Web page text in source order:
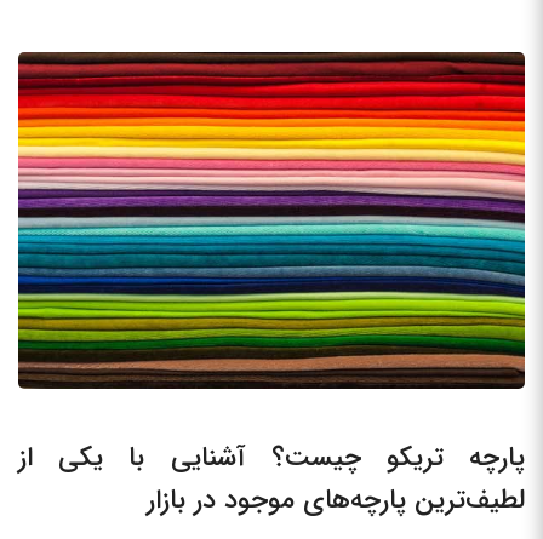
پارچه تریکو چیست؟ آشنایی با یکی از
لطیف‌ترین پارچه‌های موجود در بازار